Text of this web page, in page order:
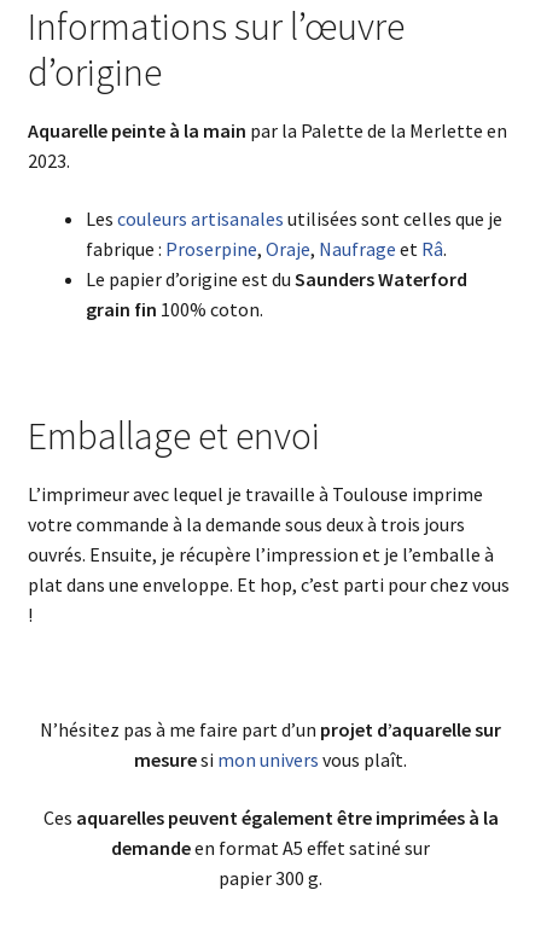
Informations sur l’œuvre
d’origine
Aquarelle peinte à la main par la Palette de la Merlette en
2023.
Les couleurs artisanales utilisées sont celles que je
fabrique : Proserpine, Oraje, Naufrage et Râ.
Le papier d’origine est du Saunders Waterford
grain fin 100% coton.
Emballage et envoi
L’imprimeur avec lequel je travaille à Toulouse imprime
votre commande à la demande sous deux à trois jours
ouvrés. Ensuite, je récupère l’impression et je l’emballe à
plat dans une enveloppe. Et hop, c’est parti pour chez vous
!
N’hésitez pas à me faire part d’un projet d’aquarelle sur
mesuresi mon univers vous plaît.
Ces aquarelles peuvent également être imprimées à la
demandeen format A5 effet satiné sur
papier 300 g.